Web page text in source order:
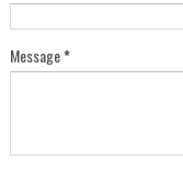
Message*